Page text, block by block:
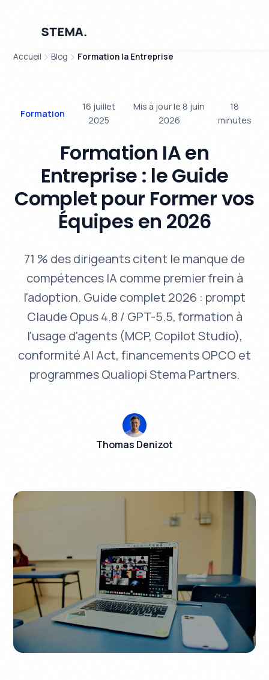
STEMA.
Accueil Blog Formation Ia Entreprise
Formation
16 juillet
2025
Mis à jour le 8 juin
2026
18
minutes
Formation IA en
Entreprise : le Guide
Complet pour Former vos
Équipes en 2026
71 % des dirigeants citent le manque de
compétences IA comme premier frein à
l'adoption. Guide complet 2026 : prompt
Claude Opus 4.8 / GPT-5.5, formation à
l'usage d'agents (MCP, Copilot Studio),
conformité AI Act, financements OPCO et
programmes Qualiopi Stema Partners.
Thomas Denizot